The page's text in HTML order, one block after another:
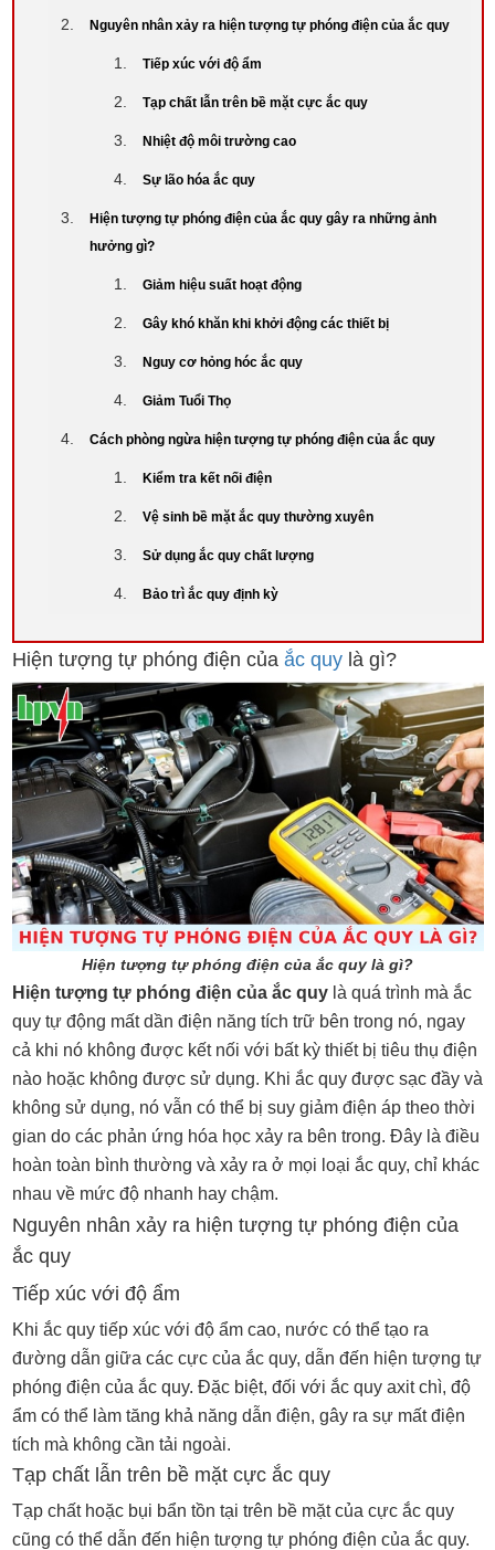
Nguyên nhân xảy ra hiện tượng tự phóng điện của ắc quy
Tiếp xúc với độ ẩm
Tạp chất lẫn trên bề mặt cực ắc quy
Nhiệt độ môi trường cao
Sự lão hóa ắc quy
Hiện tượng tự phóng điện của ắc quy gây ra những ảnh
hưởng gì?
Giảm hiệu suất hoạt động
Gây khó khăn khi khởi động các thiết bị
Nguy cơ hỏng hóc ắc quy
Giảm Tuổi Thọ
Cách phòng ngừa hiện tượng tự phóng điện của ắc quy
Kiểm tra kết nối điện
Vệ sinh bề mặt ắc quy thường xuyên
Sử dụng ắc quy chất lượng
Bảo trì ắc quy định kỳ
Hiện tượng tự phóng điện của ắc quy là gì?
Hiện tượng tự phóng điện của ắc quy là gì?
Hiện tượng tự phóng điện của ắc quylà quá trình mà ắc
quy tự động mất dần điện năng tích trữ bên trong nó, ngay
cả khi nó không được kết nối với bất kỳ thiết bị tiêu thụ điện
nào hoặc không được sử dụng. Khi ắc quy được sạc đầy và
không sử dụng, nó vẫn có thể bị suy giảm điện áp theo thời
gian do các phản ứng hóa học xảy ra bên trong. Đây là điều
hoàn toàn bình thường và xảy ra ở mọi loại ắc quy, chỉ khác
nhau về mức độ nhanh hay chậm.
Nguyên nhân xảy ra hiện tượng tự phóng điện của
ắc quy
Tiếp xúc với độ ẩm
Khi ắc quy tiếp xúc với độ ẩm cao, nước có thể tạo ra
đường dẫn giữa các cực của ắc quy, dẫn đến hiện tượng tự
phóng điện của ắc quy. Đặc biệt, đối với ắc quy axit chì, độ
ẩm có thể làm tăng khả năng dẫn điện, gây ra sự mất điện
tích mà không cần tải ngoài.
Tạp chất lẫn trên bề mặt cực ắc quy
Tạp chất hoặc bụi bẩn tồn tại trên bề mặt của cực ắc quy
cũng có thể dẫn đến hiện tượng tự phóng điện của ắc quy.